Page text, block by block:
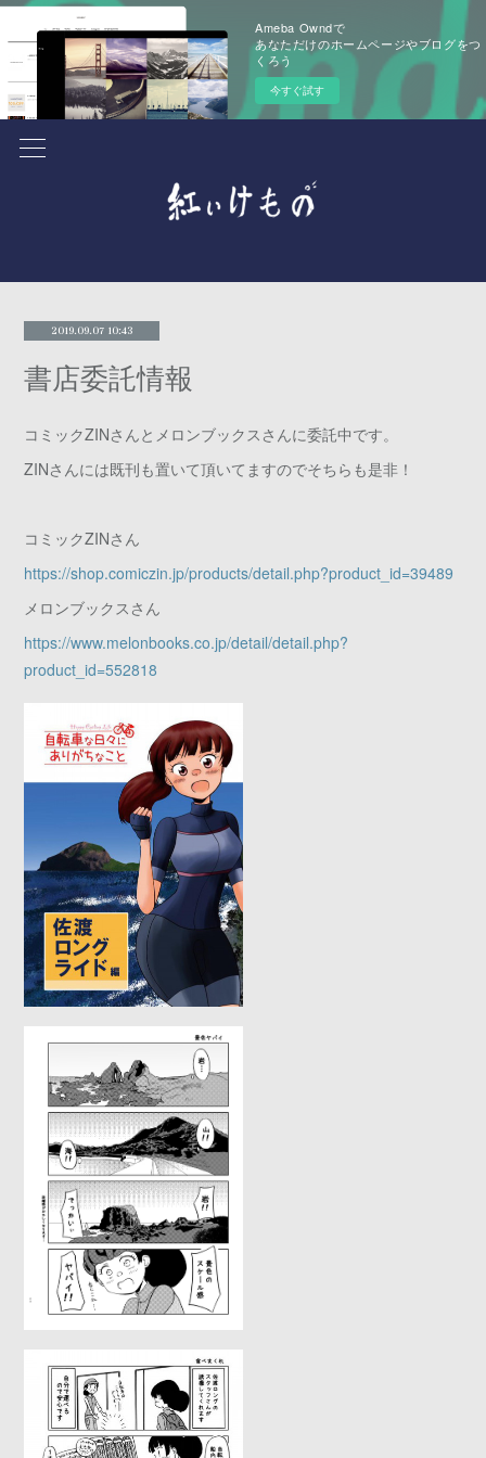
Ameba Owndで
あなただけのホームページやブログをつ
くろう
今すぐ試す
2019.09.07 10:43
書店委託情報
コミックZINさんとメロンブックスさんに委託中です。
ZINさんには既刊も置いて頂いてますのでそちらも是非！
コミックZINさん
https://shop.comiczin.jp/products/detail.php?product_id=39489
メロンブックスさん
https://www.melonbooks.co.jp/detail/detail.php?
product_id=552818